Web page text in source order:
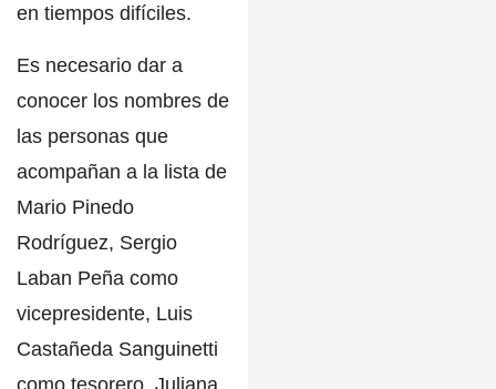
en tiempos difíciles.
Es necesario dar a
conocer los nombres de
las personas que
acompañan a la lista de
Mario Pinedo
Rodríguez, Sergio
Laban Peña como
vicepresidente, Luis
Castañeda Sanguinetti
como tesorero, Juliana